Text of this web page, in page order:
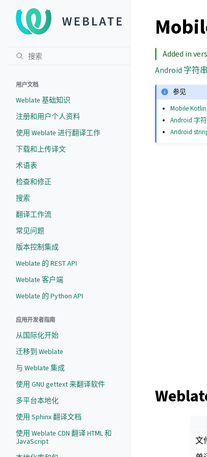
用户文档
Weblate 基础知识
注册和用户个人资料
使用 Weblate 进行翻译工作
下载和上传译文
术语表
检查和修正
搜索
翻译工作流
常见问题
版本控制集成
Weblate 的 REST API
Weblate 客户端
Weblate 的 Python API
应用开发者指南
从国际化开始
迁移到 Weblate
与 Weblate 集成
使用 GNU gettext 来翻译软件
多平台本地化
使用 Sphinx 翻译文档
使用 Weblate CDN 翻译 HTML 和
JavaScript
Added in
Android 字符
参见
Mobile
Android 字
Android
文